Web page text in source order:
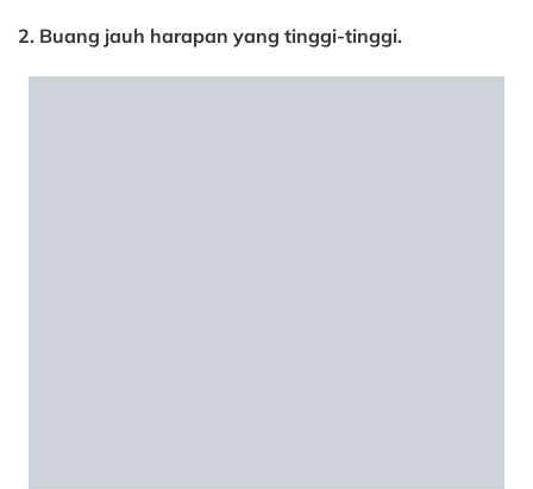
2. Buang jauh harapan yang tinggi-tinggi.